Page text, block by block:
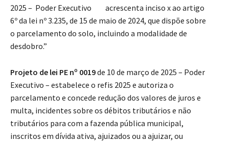
2025 – Poder Executivo acrescenta inciso x ao artigo
6º da lei nº 3.235, de 15 de maio de 2024, que dispõe sobre
o parcelamento do solo, incluindo a modalidade de
desdobro.”
Projeto de lei PE nº 0019de 10 de março de 2025 – Poder
Executivo – estabelece o refis 2025 e autoriza o
parcelamento e concede redução dos valores de juros e
multa, incidentes sobre os débitos tributários e não
tributários para com a fazenda pública municipal,
inscritos em dívida ativa, ajuizados ou a ajuizar, ou